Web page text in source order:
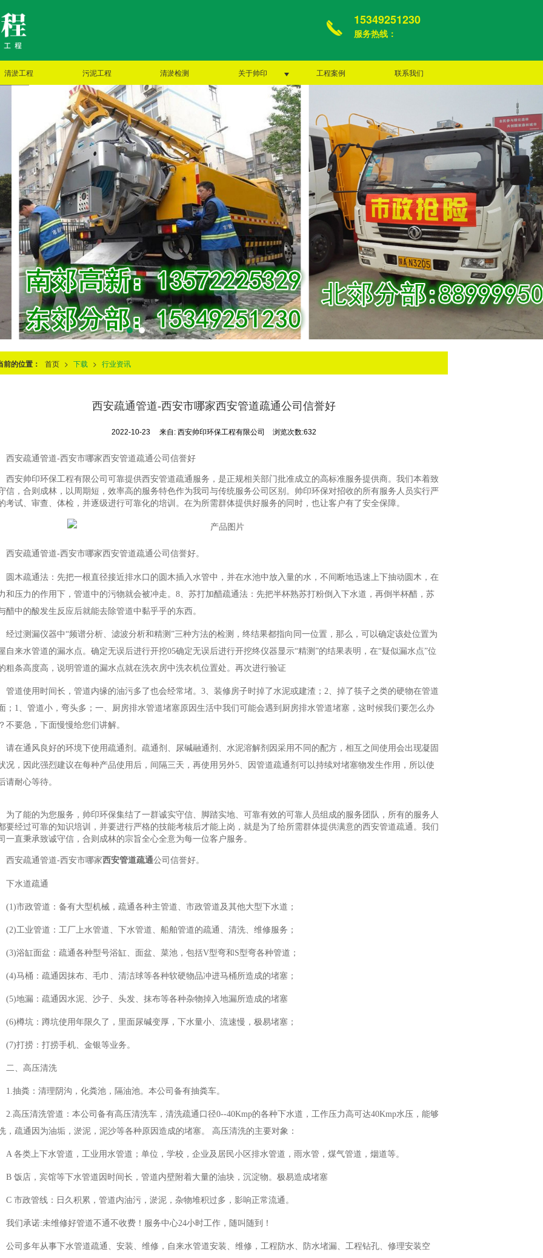
15349251230
服务热线：
清淤工程 污泥工程 清淤检测 关于帅印 工程案例 联系我们
前的位置： 首页 > 下载 > 行业资讯
西安疏通管道-西安市哪家西安管道疏通公司信誉好
2022-10-23 来自: 西安帅印环保工程有限公司 浏览次数:632
西安疏通管道-西安市哪家西安管道疏通公司信誉好
西安帅印环保工程有限公司可靠提供西安管道疏通服务，是正规相关部门批准成立的高标准服务提供商。我们本着致
信，合则成林，以周期短，效率高的服务特色作为我司与传统服务公司区别。帅印环保对招收的所有服务人员实行严
考试、审查、体检，并逐级进行可靠化的培训。在为所需群体提供好服务的同时，也让客户有了安全保障。
西安疏通管道-西安市哪家西安管道疏通公司信誉好。
圆木疏通法：先把一根直径接近排水口的圆木插入水管中，并在水池中放入量的水，不间断地迅速上下抽动圆木，在
和压力的作用下，管道中的污物就会被冲走。8、苏打加醋疏通法：先把半杯熟苏打粉倒入下水道，再倒半杯醋，苏
醋中的酸发生反应后就能去除管道中黏乎乎的东西。
经过测漏仪器中“频谱分析、滤波分析和精测”三种方法的检测，终结果都指向同一位置，那么，可以确定该处位置为
自来水管道的漏水点。确定无误后进行开挖05确定无误后进行开挖终仪器显示“精测”的结果表明，在“疑似漏水点”位
粗条高度高，说明管道的漏水点就在洗衣房中洗衣机位置处。再次进行验证
管道使用时间长，管道内缘的油污多了也会经常堵。3、装修房子时掉了水泥或建渣；2、掉了筷子之类的硬物在管道
；1、管道小，弯头多；一、厨房排水管道堵塞原因生活中我们可能会遇到厨房排水管道堵塞，这时候我们要怎么办
不要急，下面慢慢给您们讲解。
请在通风良好的环境下使用疏通剂。疏通剂、尿碱融通剂、水泥溶解剂因采用不同的配方，相互之间使用会出现凝固
况，因此强烈建议在每种产品使用后，间隔三天，再使用另外5、因管道疏通剂可以持续对堵塞物发生作用，所以使
请耐心等待。
为了能的为您服务，帅印环保集结了一群诚实守信、脚踏实地、可靠有效的可靠人员组成的服务团队，所有的服务人
要经过可靠的知识培训，并要进行严格的技能考核后才能上岗，就是为了给所需群体提供满意的西安管道疏通。我们
一直秉承致诚守信，合则成林的宗旨全心全意为每一位客户服务。
西安疏通管道-西安市哪家西安管道疏通公司信誉好。
下水道疏通
(1)市政管道：备有大型机械，疏通各种主管道、市政管道及其他大型下水道；
(2)工业管道：工厂上水管道、下水管道、船舶管道的疏通、清洗、维修服务；
(3)浴缸面盆：疏通各种型号浴缸、面盆、菜池，包括V型弯和S型弯各种管道；
(4)马桶：疏通因抹布、毛巾、清洁球等各种软硬物品冲进马桶所造成的堵塞；
(5)地漏：疏通因水泥、沙子、头发、抹布等各种杂物掉入地漏所造成的堵塞
(6)樽坑：蹲坑使用年限久了，里面尿碱变厚，下水量小、流速慢，极易堵塞；
(7)打捞：打捞手机、金银等业务。
二、高压清洗
1.抽粪：清理阴沟，化粪池，隔油池。本公司备有抽粪车。
2.高压清洗管道：本公司备有高压清洗车，清洗疏通口径0--40Kmp的各种下水道，工作压力高可达40Kmp水压，能够
，疏通因为油垢，淤泥，泥沙等各种原因造成的堵塞。 高压清洗的主要对象：
A 各类上下水管道，工业用水管道；单位，学校，企业及居民小区排水管道，雨水管，煤气管道，烟道等。
B 饭店，宾馆等下水管道因时间长，管道内壁附着大量的油块，沉淀物。极易造成堵塞
C 市政管线：日久积累，管道内油污，淤泥，杂物堆积过多，影响正常流通。
我们承诺:未维修好管道不通不收费！服务中心24小时工作，随叫随到！
公司多年从事下水管道疏通、安装、维修，自来水管道安装、维修，工程防水、防水堵漏、工程钻孔、修理安装空